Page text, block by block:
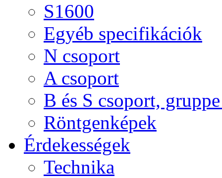
S1600
Egyéb specifikációk
N csoport
A csoport
B és S csoport,
Röntgenképek
Érdekességek
Technika